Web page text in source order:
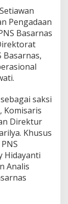
Pengadaan
Basarnas
Basarnas,
saksi
Komisaris
Direktur
Khusus
Hidayanti
Analis